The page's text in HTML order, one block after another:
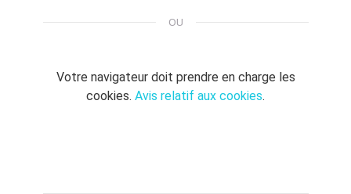
OU
Votre navigateur doit prendre en charge les
cookies. Avis relatif aux cookies.